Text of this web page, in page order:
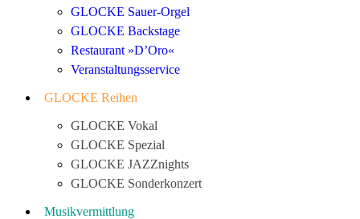
GLOCKE Sauer-Orgel
GLOCKE Backstage
Restaurant »D’Oro«
Veranstaltungsservice
GLOCKE Reihen
GLOCKE Vokal
GLOCKE Spezial
GLOCKE JAZZnights
GLOCKE Sonderkonzert
Musikvermittlung